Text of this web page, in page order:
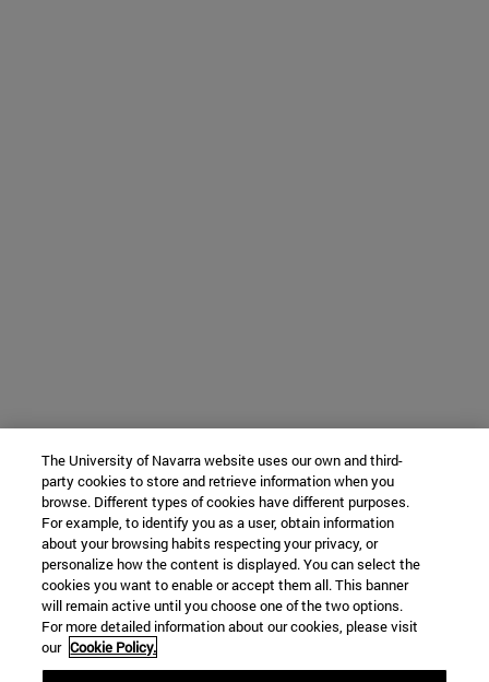
The University of Navarra website uses our own and third-
party cookies to store and retrieve information when you
browse. Different types of cookies have different purposes.
For example, to identify you as a user, obtain information
about your browsing habits respecting your privacy, or
personalize how the content is displayed. You can select the
cookies you want to enable or accept them all. This banner
will remain active until you choose one of the two options.
For more detailed information about our cookies, please visit
our Cookie Policy.